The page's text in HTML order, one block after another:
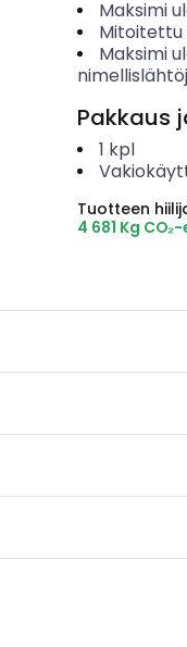
Maksimi
Mitoitettu
Maksimi
Pakkaus
1 kpl
Tuotteen
4 681 Kg